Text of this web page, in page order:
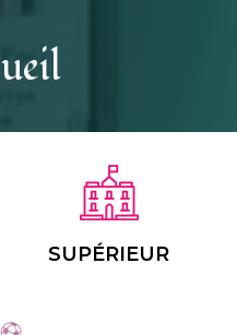
SUPÉRIEUR